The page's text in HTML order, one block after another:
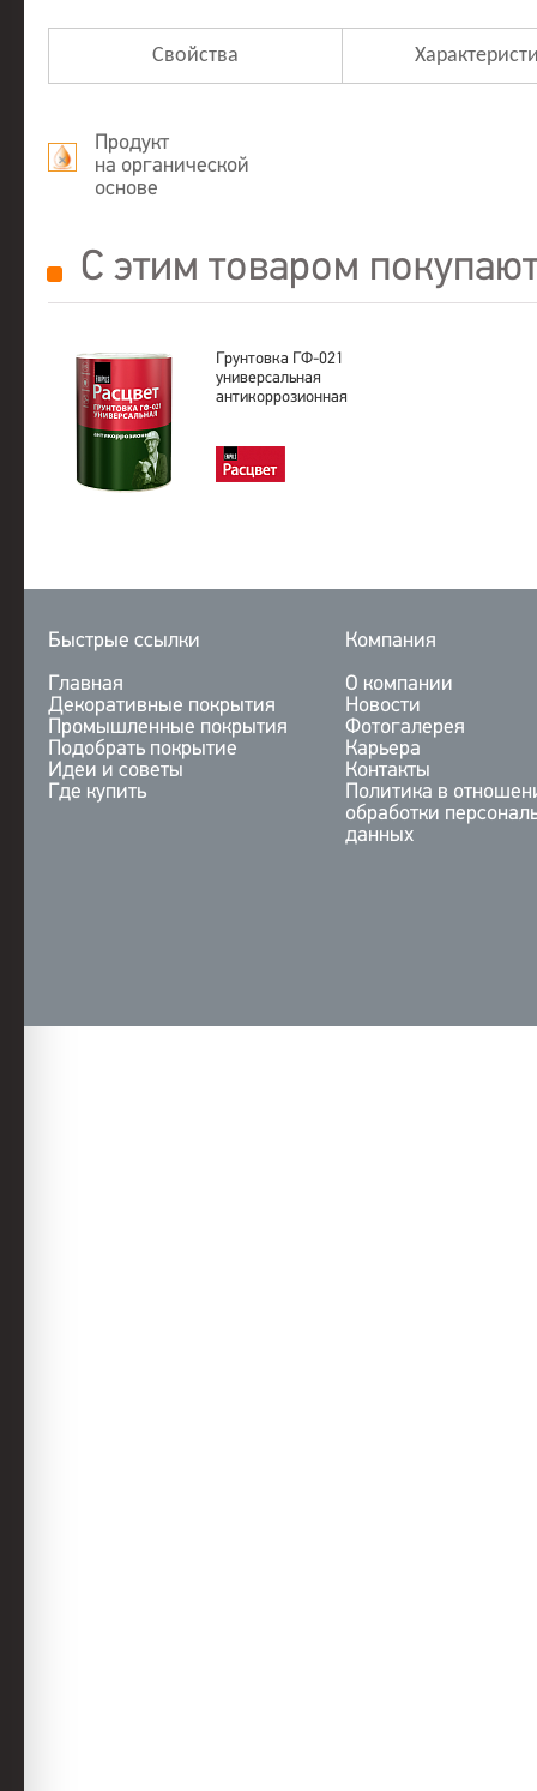
Свойства
Продукт
на органической
основе
С этим товаром
Грунтовка ГФ-021
универсальная
антикоррозионная
Быстрые ссылки
Главная
Декоративные покрытия
Промышленные покрытия
Подобрать покрытие
Идеи и советы
Где купить
Компания
О компании
Новости
Фотогалерея
Карьера
Контакты
Политика в
обработки
данных